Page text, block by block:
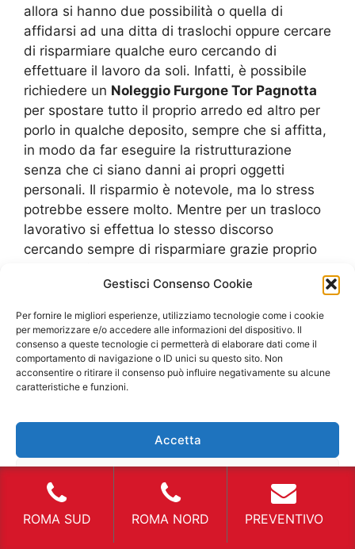
Gestisci Consenso Cookie
Per fornire le migliori esperienze, utilizziamo tecnologie come i cookie
per memorizzare e/o accedere alle informazioni del dispositivo. Il
consenso a queste tecnologie ci permetterà di elaborare dati come il
comportamento di navigazione o ID unici su questo sito. Non
acconsentire o ritirare il consenso può influire negativamente su alcune
caratteristiche e funzioni.
Accetta
Visualizza le preferenze
allora si hanno due possibilità o quella di
affidarsi ad una ditta di traslochi oppure cercare
di risparmiare qualche euro cercando di
effettuare il lavoro da soli. Infatti, è possibile
richiedere un Noleggio Furgone Tor Pagnotta
per spostare tutto il proprio arredo ed altro per
porlo in qualche deposito, sempre che si affitta,
in modo da far eseguire la ristrutturazione
senza che ci siano danni ai propri oggetti
personali. Il risparmio è notevole, ma lo stress
potrebbe essere molto. Mentre per un trasloco
lavorativo si effettua lo stesso discorso
cercando sempre di risparmiare grazie proprio
esso è utile anche per diverse motivazioni che
dipendono sempre dagli usi che sono necessari
al cliente finale. Sicuramente si ha la possibilità
di usare diversi tipi di modelli che possono
essere ottimali per le necessità improvvise a cui
andare incontro. Rimanendo in tema uso
considerazione le ultime stime sempre datate
del 2018. In base agli agenti atmosferici che
hanno provveduto ad usurare maggiormente le
tubature idrauliche ad uso urbano e anche per
condomini, molte aziende idrauliche si sono
ritrovati ad avere una richiesta dei loro servigi
ROMA SUD ROMA NORD PREVENTIVO